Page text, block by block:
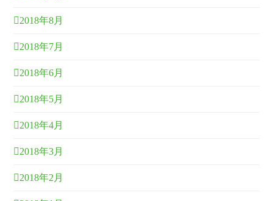
2018年8月
2018年7月
2018年6月
2018年5月
2018年4月
2018年3月
2018年2月